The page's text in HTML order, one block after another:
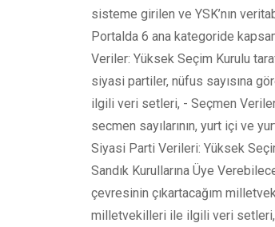
sisteme girilen ve YSK’nın
Portalda 6 ana kategoride
Veriler: Yüksek Seçim Kurulu
siyasi partiler, nüfus sayısına
ilgili veri setleri, - Seçmen
secmen sayılarının, yurt içi ve
Siyasi Parti Verileri: Yüksek
Sandık Kurullarına Üye
çevresinin çıkartacağım
milletvekilleri ile ilgili veri setleri,